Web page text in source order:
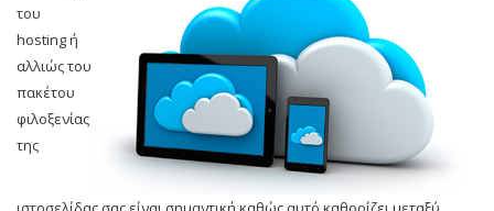
του
hosting ή
αλλιώς του
πακέτου
φιλοξενίας
της